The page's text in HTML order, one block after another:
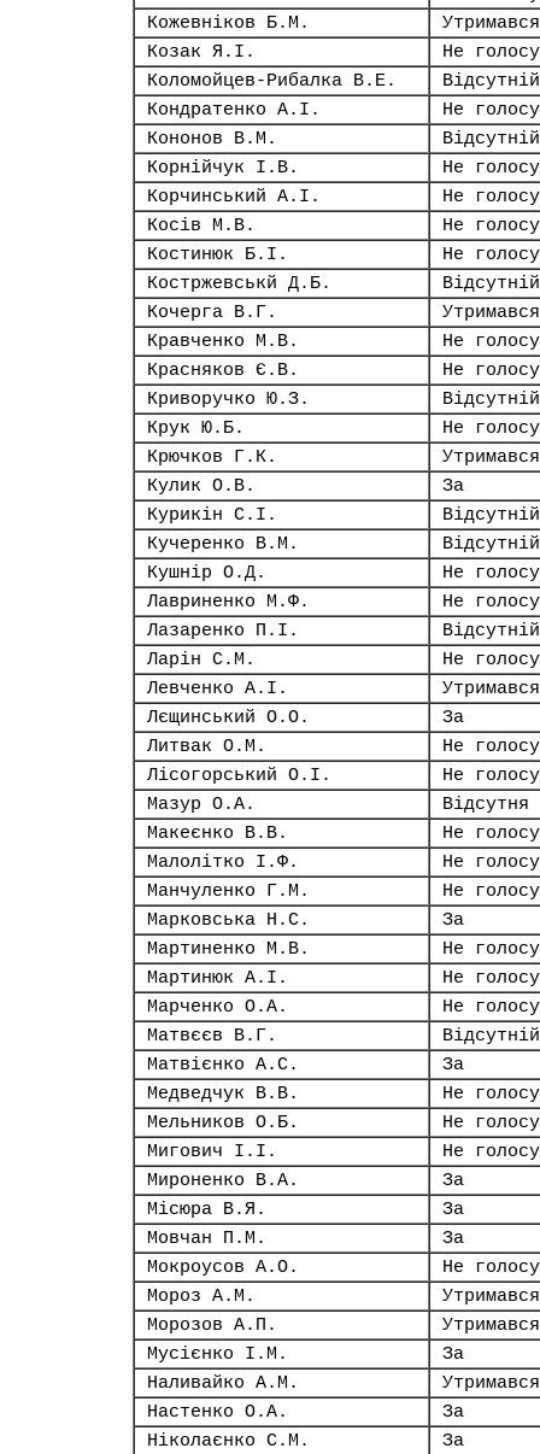
Кожевніков Б.М.
Утримався
Козак Я.І.
Не
Коломойцев-Рибалка В.Е.
Відсутній
Кондратенко А.І.
Не
Кононов В.М.
Відсутній
Корнійчук І.В.
Не
Корчинський А.І.
Не
Косів М.В.
Не
Костинюк Б.І.
Не
Костржевськй Д.Б.
Відсутній
Кочерга В.Г.
Утримався
Кравченко М.В.
Не
Красняков Є.В.
Не
Криворучко Ю.З.
Відсутній
Крук Ю.Б.
Не
Крючков Г.К.
Утримався
Кулик О.В.
За
Курикін С.І.
Відсутній
Кучеренко В.М.
Відсутній
Кушнір О.Д.
Не
Лавриненко М.Ф.
Не
Лазаренко П.І.
Відсутній
Ларін С.М.
Не
Левченко А.І.
Утримався
Лєщинський О.О.
За
Литвак О.М.
Не
Лісогорський О.І.
Не
Мазур О.А.
Відсутня
Макеєнко В.В.
Не
Малолітко І.Ф.
Не
Манчуленко Г.М.
Не
Марковська Н.С.
За
Мартиненко М.В.
Не
Мартинюк А.І.
Не
Марченко О.А.
Не
Матвєєв В.Г.
Відсутній
Матвієнко А.С.
За
Медведчук В.В.
Не
Мельников О.Б.
Не
Мигович І.І.
Не
Мироненко В.А.
За
Місюра В.Я.
За
Мовчан П.М.
За
Мокроусов А.О.
Не
Мороз А.М.
Утримався
Морозов А.П.
Утримався
Мусієнко І.М.
За
Наливайко А.М.
Утримався
Настенко О.А.
За
Ніколаєнко С.М.
За